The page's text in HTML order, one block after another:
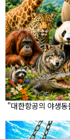
"대한항공의 야생